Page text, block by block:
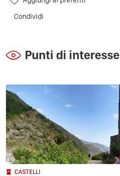
Condividi
Punti di interesse
CASTELLI